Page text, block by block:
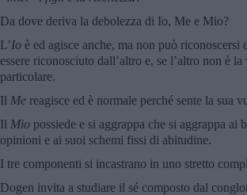
Da dove deriva la debolezza di Io, Me e Mio?
L’Io è ed agisce anche, ma non può
essere riconosciuto dall’altro e, se l’altro non è
particolare.
Il Me reagisce ed è normale perché sente la sua
Il Mio possiede e si aggrappa che si aggrappa
opinioni e ai suoi schemi fissi di abitudine.
I tre componenti si incastrano in uno stretto
Dogen invita a studiare il sé composto dal